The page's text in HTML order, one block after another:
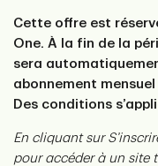
Cette offre est
One. À la fin de la
sera
abonnement
Des conditions
En cliquant sur
pour accéder à un site